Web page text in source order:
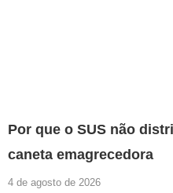
Por que o SUS não
caneta emagrecedora
4 de agosto de 2026